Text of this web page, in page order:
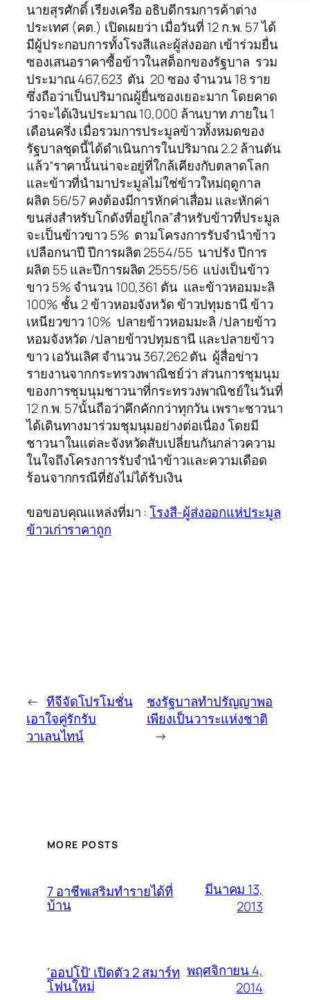
นายสุรศักดิ์ เรียงเครือ อธิบดีกรมการค้าต่าง
ประเทศ (คต.) เปิดเผยว่า เมื่อวันที่ 12 ก.พ. 57 ได้
มีผู้ประกอบการทั้งโรงสีและผู้ส่งออก เข้าร่วมยื่น
ซองเสนอราคาซื้อข้าวในสต็อกของรัฐบาล รวม
ประมาณ 467,623 ตัน 20 ซอง จำนวน 18 ราย
ซึ่งถือว่าเป็นปริมาณผู้ยื่นซองเยอะมาก โดยคาด
ว่าจะได้เงินประมาณ 10,000 ล้านบาท ภายใน 1
เดือนครึ่ง เมื่อรวมการประมูลข้าวทั้งหมดของ
รัฐบาลชุดนี้ได้ดำเนินการในปริมาณ 2.2 ล้านตัน
แล้ว“ราคานั้นน่าจะอยู่ที่ใกล้เคียงกับตลาดโลก
และข้าวที่นำมาประมูลไม่ใช่ข้าวใหม่ฤดูกาล
ผลิต 56/57 คงต้องมีการหักค่าเสื่อม และหักค่า
ขนส่งสำหรับโกดังที่อยู่ไกล”สำหรับข้าวที่ประมูล
จะเป็นข้าวขาว 5% ตามโครงการรับจำนำข้าว
เปลือกนาปี ปีการผลิต 2554/55 นาปรัง ปีการ
ผลิต 55 และปีการผลิต 2555/56 แบ่งเป็นข้าว
ขาว 5% จำนวน 100,361 ตัน และข้าวหอมมะลิ
100% ชั้น 2 ข้าวหอมจังหวัด ข้าวปทุมธานี ข้าว
เหนียวขาว 10% ปลายข้าวหอมมะลิ /ปลายข้าว
หอมจังหวัด /ปลายข้าวปทุมธานี และปลายข้าว
ขาว เอวันเลิศ จำนวน 367,262 ตัน ผู้สื่อข่าว
รายงานจากกระทรวงพาณิชย์ว่า ส่วนการชุมนุม
ของการชุมนุมชาวนาที่กระทรวงพาณิชย์ในวันที่
12 ก.พ. 57นั้นถือว่าคึกคักกว่าทุกวัน เพราะชาวนา
ได้เดินทางมาร่วมชุมนุมอย่างต่อเนื่อง โดยมี
ชาวนาในแต่ละจังหวัดสับเปลี่ยนกันกล่าวความ
ในใจถึงโครงการรับจำนำข้าวและความเดือด
ร้อนจากกรณีที่ยังไม่ได้รับเงิน
ขอขอบคุณแหล่งที่มา :โรงสี-ผู้ส่งออกแห่ประมูล
ข้าวเก่าราคาถูก
← ทีจีจัดโปรโมชั่น
เอาใจคู่รักรับ
วาเลนไทน์
ชงรัฐบาลทำปรัญญาพอ
เพียงเป็นวาระแห่งชาติ
→
MORE POSTS
7 อาชีพเสริมทำรายได้ที่
บ้าน
มีนาคม 13,
2013
‘ออปโป้’ เปิดตัว 2 สมาร์ท
โฟนใหม่
พฤศจิกายน 4,
2014